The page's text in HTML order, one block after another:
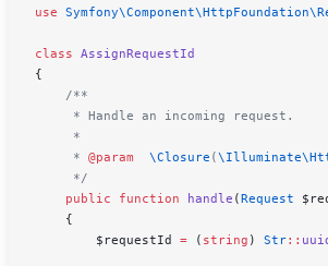
use Symfony\Component\HttpFoundation\
class AssignRequestId
{
    /**
     * Handle an incoming request.
     *
     *
@param
  \
Closure (
     */
    public
function handle (Request
    {
        $requestId
= ( string ) Str::